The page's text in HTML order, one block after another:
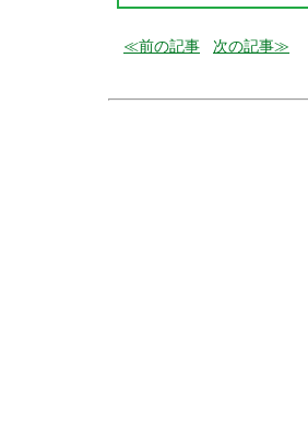
前の記事 次の記事